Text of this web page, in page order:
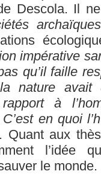
Descola. Il
impérative
qu’il faille
nature avait
à
en quoi
. Quant aux
l’idée
le monde.